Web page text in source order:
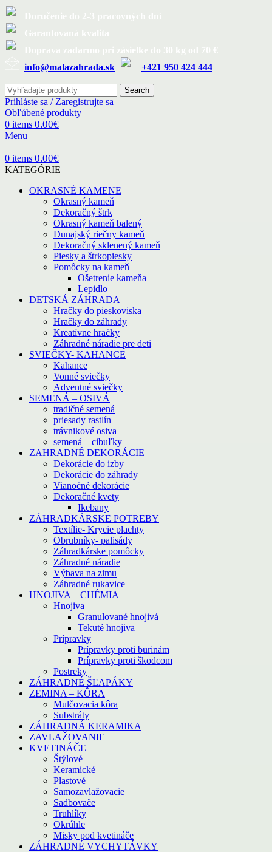
info@malazahrada.sk
+421 950 424 444
Search
Prihláste sa / Zaregistrujte sa
Obľúbené produkty
0 items 0.00€
Menu
0 items 0.00€
KATEGÓRIE
OKRASNÉ KAMENE
Okrasný kameň
Dekoračný štrk
Okrasný kameň balený
Dunajský riečny kameň
Dekoračný sklenený kameň
Piesky a štrkopiesky
Pomôcky na kameň
Ošetrenie kameňa
Lepidlo
DETSKÁ ZÁHRADA
Hračky do pieskoviska
Hračky do záhrady
Kreatívne hračky
Záhradné náradie pre deti
SVIEČKY- KAHANCE
Kahance
Vonné sviečky
Adventné sviečky
SEMENÁ – OSIVÁ
tradičné semená
priesady rastlín
trávnikové osiva
semená – cibuľky
ZAHRADNÉ DEKORÁCIE
Dekorácie do izby
Dekorácie do záhrady
Vianočné dekorácie
Dekoračné kvety
Ikebany
ZÁHRADKÁRSKE POTREBY
Textílie- Krycie plachty
Obrubníky- palisády
Záhradkárske pomôcky
Záhradné náradie
Výbava na zimu
Záhradné rukavice
HNOJIVA – CHÉMIA
Hnojiva
Granulované hnojivá
Tekuté hnojiva
Prípravky
Prípravky proti burinám
Prípravky proti škodcom
Postreky
ZÁHRADNÉ ŠĽAPÁKY
ZEMINA – KÔRA
Mulčovacia kôra
Substráty
ZÁHRADNÁ KERAMIKA
ZAVLAŽOVANIE
KVETINÁČE
Štýlové
Keramické
Plastové
Samozavlažovacie
Sadbovače
Truhlíky
Okrúhle
Misky pod kvetináče
ZÁHRADNÉ VYCHYTÁVKY